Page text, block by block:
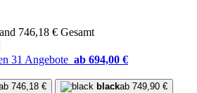
746,18 € Gesamt
31 Angebote ab 694,00 €
746,18 € blackab 749,90 €